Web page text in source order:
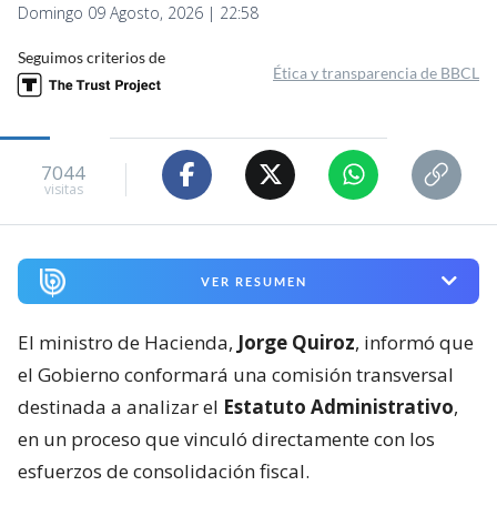
Domingo 09 Agosto, 2026 | 22:58
Seguimos criterios de
Ética y transparencia de BBCL
7044
visitas
VER RESUMEN
El ministro de Hacienda, Jorge Quiroz, informó que
el Gobierno conformará una comisión transversal
destinada a analizar el Estatuto Administrativo,
en un proceso que vinculó directamente con los
esfuerzos de consolidación fiscal.